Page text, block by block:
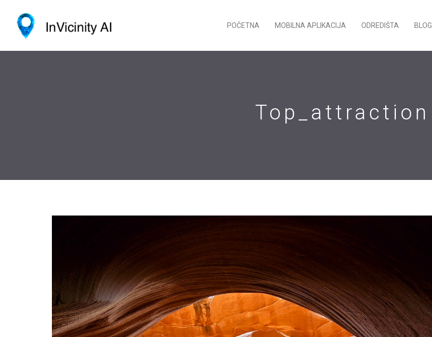
POČETNA MOBILNA APLIKACIJA ODREDIŠTA BLOG
Top_attraction